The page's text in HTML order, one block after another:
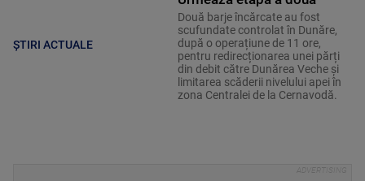
ȘTIRI ACTUALE
Două barje încărcate au fost
scufundate controlat în Dunăre,
după o operațiune de 11 ore,
pentru redirecționarea unei părți
din debit către Dunărea Veche și
limitarea scăderii nivelului apei în
zona Centralei de la Cernavodă.